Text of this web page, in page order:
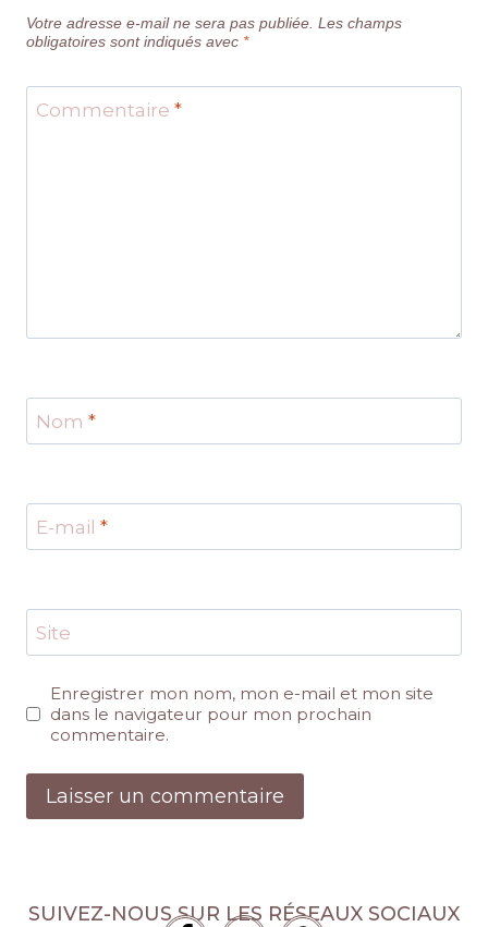
Votre adresse e-mail ne sera pas publiée. Les champs
obligatoires sont indiqués avec *
Commentaire *
Nom *
E-mail *
Site
Enregistrer mon nom, mon e-mail et mon site
dans le navigateur pour mon prochain
commentaire.
SUIVEZ-NOUS SUR LES RÉSEAUX SOCIAUX